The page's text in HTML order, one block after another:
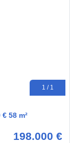
1 / 1
58 m²
198.000 €